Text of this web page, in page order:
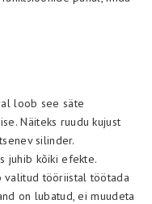
loob see säte
Näiteks ruudu kujust
silinder.
juhib kõiki efekte.
valitud tööriistal töötada
on lubatud, ei muudeta